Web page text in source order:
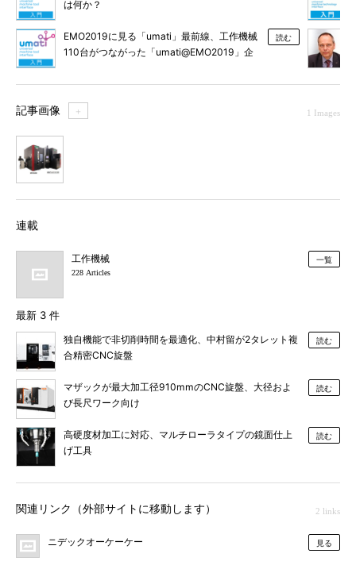
は何か？
EMO2019に見る「umati」最前線、工作機械
110台がつながった「umati@EMO2019」企
読む
記事画像 ＋ 1 Images
連載
工作機械
228 Articles
一覧
最新 3 件
独自機能で非切削時間を最適化、中村留が2タレット複
合精密CNC旋盤
読む
マザックが最大加工径910mmのCNC旋盤、大径およ
び長尺ワーク向け
読む
高硬度材加工に対応、マルチローラタイプの鏡面仕上
げ工具
読む
関連リンク（外部サイトに移動します） 2 links
ニデックオーケーケー 見る